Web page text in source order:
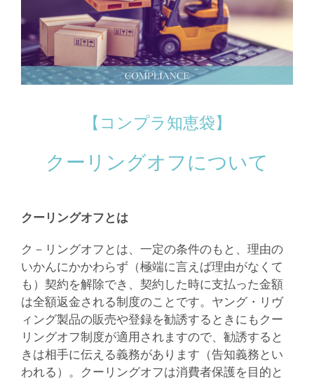
【コンプラ知恵袋】
クーリングオフについて
クーリングオフとは
ク－リングオフとは、一定の条件のもと、理由の
いかんにかかわらず（極端に言えば理由がなくて
も）契約を解除でき、契約した時に支払った金額
は全額返金される制度のことです。ヤング・リヴ
ィング製品の販売や登録を勧誘するときにもクー
リングオフ制度が適用されますので、勧誘すると
きは相手に伝える義務があります（告知義務とい
われる）。クーリングオフは消費者保護を目的と